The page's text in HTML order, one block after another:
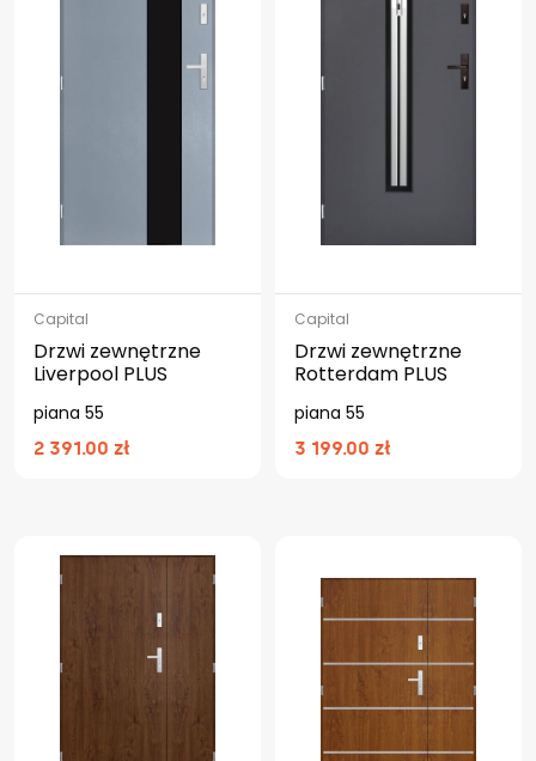
Capital
Drzwi zewnętrzne
Liverpool PLUS
piana 55
2 391.00 zł
Capital
Drzwi zewnętrzne
Rotterdam PLUS
piana 55
3 199.00 zł